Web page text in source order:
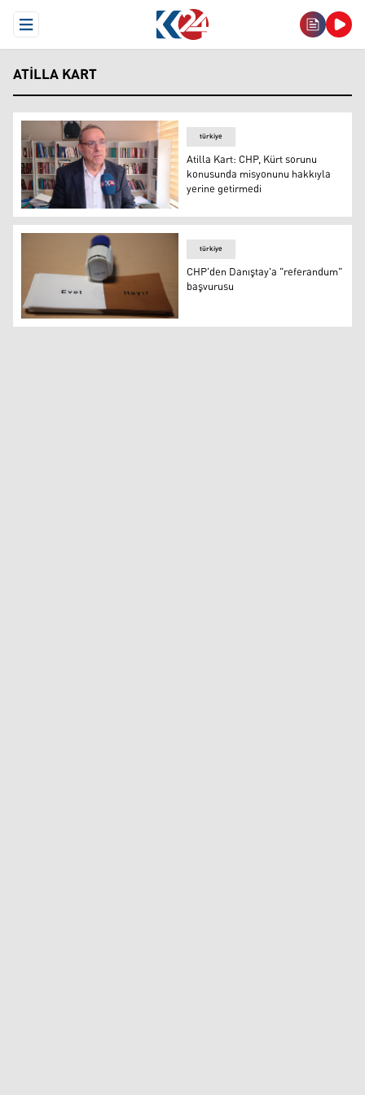
Open Menu
ATILLA KART
Atilla Kart
türkiye
Atilla Kart: CHP, Kürt sorunu
konusunda misyonunu hakkıyla
yerine getirmedi
CHP'den Danıştay'a "referandum" başvurusu
türkiye
CHP'den Danıştay'a "referandum"
başvurusu